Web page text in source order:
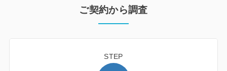
ご契約から調査
STEP